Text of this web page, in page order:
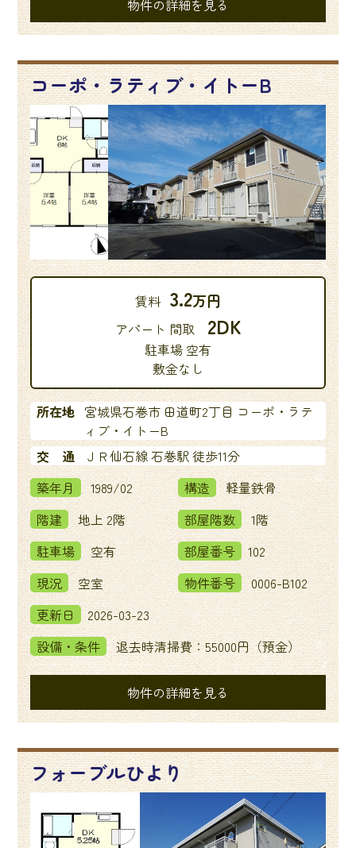
物件の詳細を見る
コーポ・ラティブ・イトーB
賃料 3.2万円
アパート 間取 2DK
駐車場 空有
敷金なし
所在地 宮城県石巻市 田道町2丁目 コーポ・ラテ
ィブ・イトーB
交 通
ＪＲ仙石線 石巻駅 徒歩11分
築年月
1989/02 構造
軽量鉄骨
階建
地上 2階 部屋階数
1階
駐車場
空有 部屋番号
102
現況
空室 物件番号
0006-B102
更新日
2026-03-23
設備・条件
退去時清掃費：55000円（預金）
物件の詳細を見る
フォーブルひより